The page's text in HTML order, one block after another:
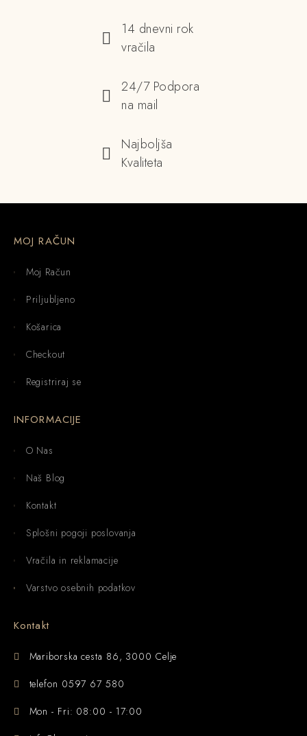
14 dnevni rok
vračila
24/7 Podpora
na mail
Najboljša
Kvaliteta
MOJ RAČUN
Moj Račun
Priljubljeno
Košarica
Checkout
Registriraj se
INFORMACIJE
O Nas
Naš Blog
Kontakt
Splošni pogoji poslovanja
Vračila in reklamacije
Varstvo osebnih podatkov
Kontakt
Mariborska cesta 86, 3000 Celje
telefon 0597 67 580
Mon - Fri: 08:00 - 17:00